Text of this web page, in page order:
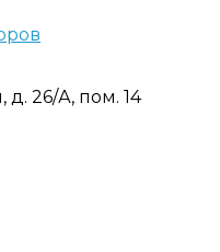
д. 26/А, пом. 14